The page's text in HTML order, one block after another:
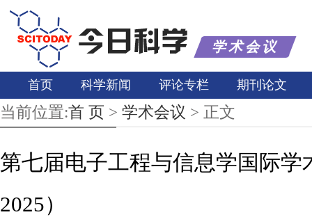
学术会议
首页 科学新闻 评论专栏 期刊论文
当前位置:首 页 > 学术会议 > 正文
第七届电子工程与信息学国际学
2025）